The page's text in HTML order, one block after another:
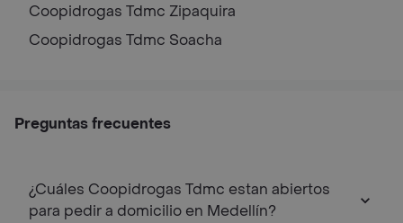
Coopidrogas Tdmc Zipaquira
Coopidrogas Tdmc Soacha
Preguntas frecuentes
¿Cuáles Coopidrogas Tdmc estan abiertos
para pedir a domicilio en Medellín?